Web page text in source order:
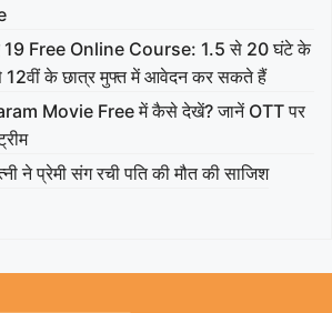
19 Free Online Course: 1.5 से 20 घंटे के
12वीं के छात्र मुफ्त में आवेदन कर सकते हैं
Movie Free में कैसे देखें? जानें OTT पर
ने प्रेमी संग रची पति की मौत की साजिश